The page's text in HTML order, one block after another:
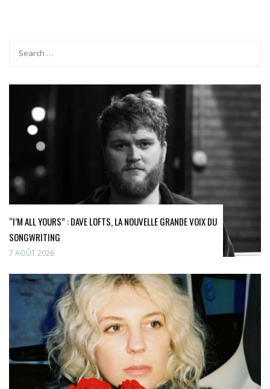
“I’M ALL YOURS” : DAVE LOFTS, LA NOUVELLE GRANDE VOIX DU
SONGWRITING
7 AOÛT 2026